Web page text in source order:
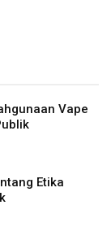
Vape
Etika